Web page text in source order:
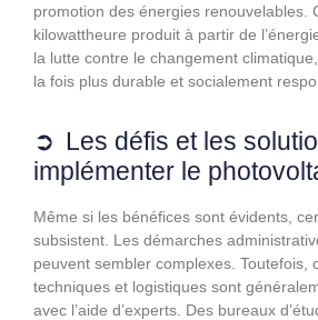
promotion des énergies renouvelables.
kilowattheure produit à partir de
la lutte contre le changement
la fois plus durable et socialement
Les défis et les
implémenter le
Même si les bénéfices sont évidents,
subsistent. Les démarches
peuvent sembler complexes. Toutefois,
techniques et logistiques sont
avec l’aide d’experts. Des bureaux